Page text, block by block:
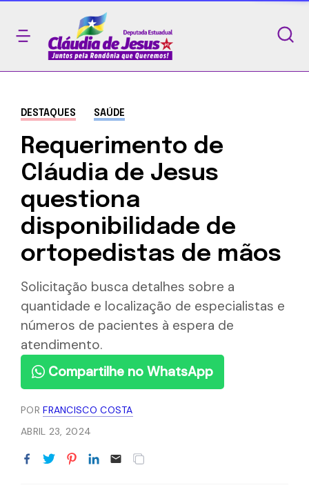
DESTAQUES SAÚDE
Requerimento de
Cláudia de Jesus
questiona
disponibilidade de
ortopedistas de mãos
Solicitação busca detalhes sobre a
quantidade e localização de especialistas e
números de pacientes à espera de
atendimento.
Compartilhe no WhatsApp
PORFRANCISCO COSTA
ABRIL 23, 2024